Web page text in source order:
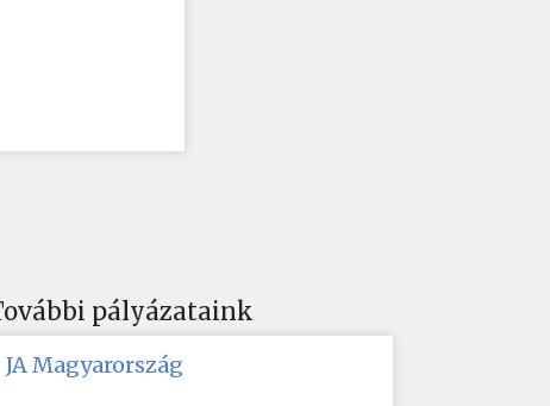
pályázataink
JA Magyarország